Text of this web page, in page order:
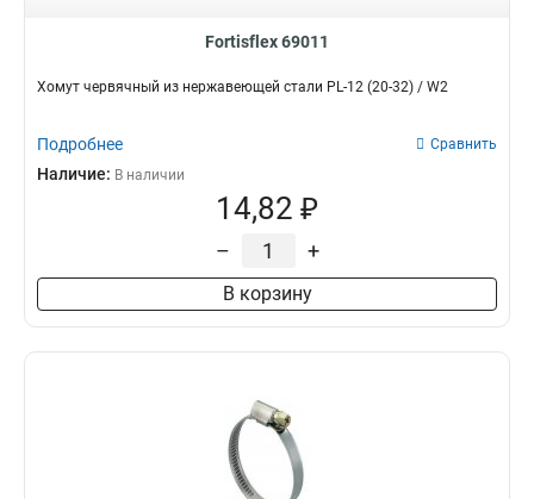
Fortisflex 69011
Хомут червячный из нержавеющей стали PL-12 (20-32) / W2
Подробнее Сравнить
Наличие: В наличии
14,82 ₽
– +
В корзину